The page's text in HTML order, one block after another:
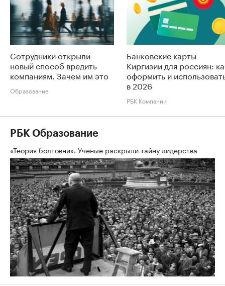
Сотрудники открыли
новый способ вредить
компаниям. Зачем им это
Образование
Банковские карты
Киргизии для россиян:
оформить и
в 2026
РБК Компании
РБК Образование
«Теория болтовни». Ученые раскрыли тайну лидерства